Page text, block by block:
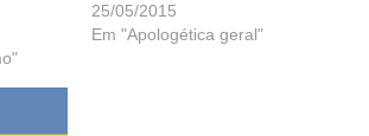
25/05/2015
Em "Apologética geral"